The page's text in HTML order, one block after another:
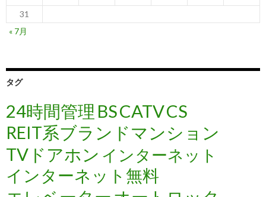
31
« 7月
タグ
24時間管理 BSCATVCS
REIT系ブランドマンション
TVドアホン インターネット
インターネット無料